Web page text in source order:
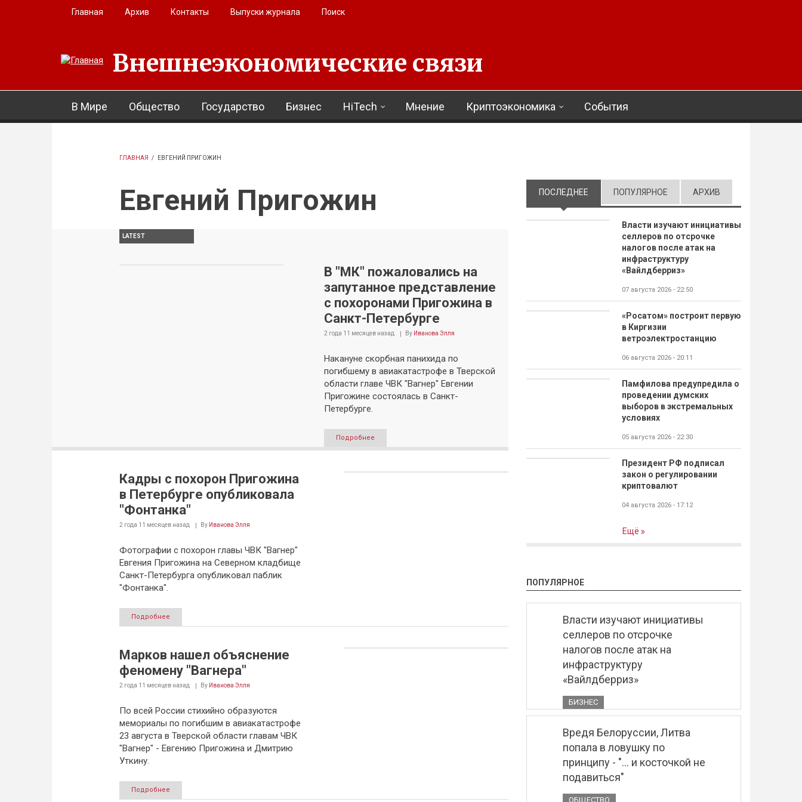
Перейти к основному содержанию
Главная Архив Контакты Выпуски журнала Поиск
Внешнеэкономические связи
В Мире Общество Государство Бизнес HiTech Мнение Криптоэкономика События
ГЛАВНАЯ / ЕВГЕНИЙ ПРИГОЖИН
Евгений Пригожин
LATEST
В "МК" пожаловались на
запутанное представление
с похоронами Пригожина в
Санкт-Петербурге
2 года 11 месяцевназад By Иванова Элля
Накануне скорбная панихида по
погибшему в авиакатастрофе в Тверской
области главе ЧВК "Вагнер" Евгении
Пригожине состоялась в Санкт-
Петербурге.
Подробнее
Кадры с похорон Пригожина
в Петербурге опубликовала
"Фонтанка"
2 года 11 месяцевназад By Иванова Элля
Фотографии с похорон главы ЧВК "Вагнер"
Евгения Пригожина на Северном кладбище
Санкт-Петербурга опубликовал паблик
"Фонтанка".
Подробнее
Марков нашел объяснение
феномену "Вагнера"
2 года 11 месяцевназад By Иванова Элля
По всей России стихийно образуются
мемориалы по погибшим в авиакатастрофе
23 августа в Тверской области главам ЧВК
"Вагнер" - Евгению Пригожина и Дмитрию
Уткину.
Подробнее
ПОСЛЕДНЕЕ (АКТИВНАЯ ВКЛАДКА)
ПОПУЛЯРНОЕ АРХИВ
Власти изучают инициативы
селлеров по отсрочке
налогов после атак на
инфраструктуру
«Вайлдберриз»
07 августа 2026 - 22:50
«Росатом» построит первую
в Киргизии
ветроэлектростанцию
06 августа 2026 - 20:11
Памфилова предупредила о
проведении думских
выборов в экстремальных
условиях
05 августа 2026 - 22:30
Президент РФ подписал
закон о регулировании
криптовалют
04 августа 2026 - 17:12
Ещё
ПОПУЛЯРНОЕ
Власти изучают инициативы
селлеров по отсрочке
налогов после атак на
инфраструктуру
«Вайлдберриз»
БИЗНЕС
Вредя Белоруссии, Литва
попала в ловушку по
принципу - "... и косточкой не
подавиться"
ОБЩЕСТВО